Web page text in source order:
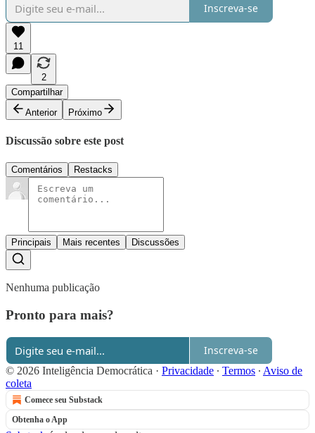
Inscreva-se
11
2
Compartilhar
Anterior
Próximo
Discussão sobre este post
Comentários Restacks
Principais Mais recentes Discussões
Nenhuma publicação
Pronto para mais?
Inscreva-se
© 2026 Inteligência Democrática · Privacidade ∙ Termos ∙ Aviso de
coleta
Comece seu Substack
Obtenha o App